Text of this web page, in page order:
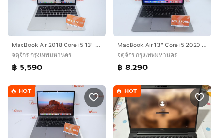
MacBook Air 2018 Core i5 13" 8.128GB
จตุจักร กรุงเทพมหานคร
฿ 5,590
MacBook Air 13" Core i5 2020 8.256GB
จตุจักร กรุงเทพมหานคร
฿ 8,290
HOT HOT